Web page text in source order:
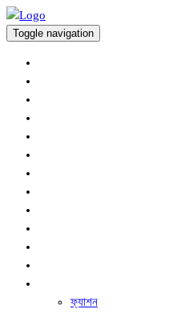
Toggle navigation
ফ্যাশন